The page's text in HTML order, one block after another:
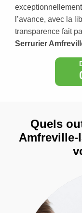
l’avance, avec la
transparence fait
Serrurier
Quels
Amfreville-